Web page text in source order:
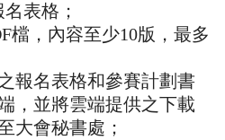
表格；
檔，內容至少10版，最多
報名表格和參賽計劃書
，並將雲端提供之下載
大會秘書處；